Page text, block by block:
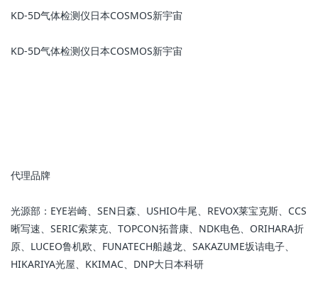
KD-5D气体检测仪日本COSMOS新宇宙
KD-5D气体检测仪日本COSMOS新宇宙
代理品牌
光源部：EYE岩崎、SEN日森、USHIO牛尾、REVOX莱宝克斯、CCS
晰写速、SERIC索莱克、TOPCON拓普康、NDK电色、ORIHARA折
原、LUCEO鲁机欧、FUNATECH船越龙、SAKAZUME坂诘电子、
HIKARIYA光屋、KKIMAC、DNP大日本科研